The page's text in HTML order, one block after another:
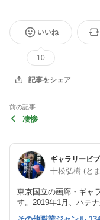
いいね
10
記事をシェア
前の記事
凄惨
十松弘樹 (と
東京国立の画廊・ギャ
す。2019年1月、ハテ
日々の暮らしのことな